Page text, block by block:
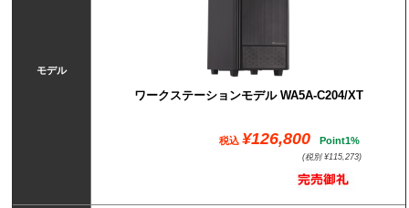
モデル
ワークステーションモデル WA5A-C204/XT
税込 ¥126,800 Point1%
(税別 ¥115,273)